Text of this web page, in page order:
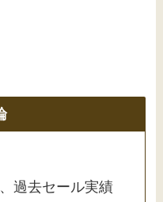
過去セール実績